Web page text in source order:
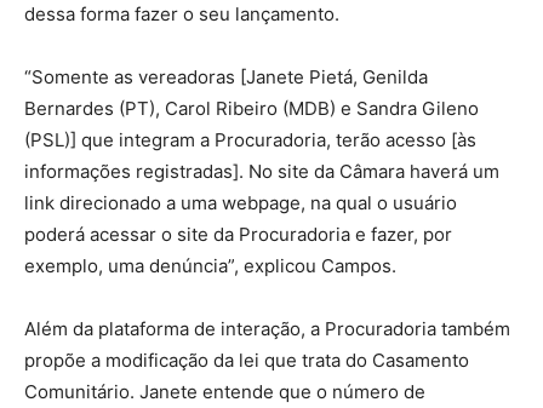
dessa forma fazer o seu lançamento.
“Somente as vereadoras [Janete Pietá, Genilda
Bernardes (PT), Carol Ribeiro (MDB) e Sandra Gileno
(PSL)] que integram a Procuradoria, terão acesso [às
informações registradas]. No site da Câmara haverá um
link direcionado a uma webpage, na qual o usuário
poderá acessar o site da Procuradoria e fazer, por
exemplo, uma denúncia”, explicou Campos.
Além da plataforma de interação, a Procuradoria também
propõe a modificação da lei que trata do Casamento
Comunitário. Janete entende que o número de